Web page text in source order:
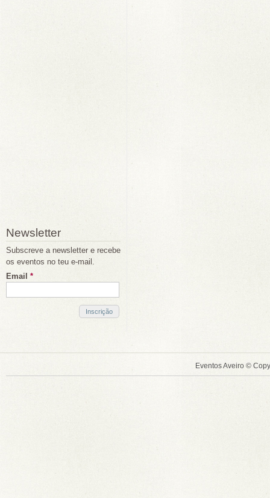
Newsletter
Subscreve a newsletter e recebe
os eventos no teu e-mail.
Email *
Eventos Aveiro ©